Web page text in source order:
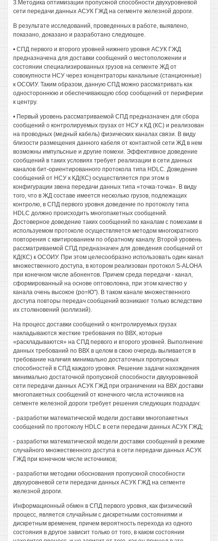
3.Методика оптимизации пропускной способности двухуровневой
сети передачи данных АСУК ГЖД на сегменте железной дороги.
В результате исследований, проведенных в работе, выявлено,
показано, доказано и разработано следующее.
• СПД первого и второго уровней нижнего уровня АСУК ГЖД
предназначена для доставки сообщений о местоположении и
состоянии специализированных грузов на сегменте ЖД от
совокупности НСУ через концентраторы канальные (станционные)
к ОСОИУ. Таким образом, данную СПД можно рассматривать как
одностороннюю и обеспечивающую сбор сообщений от периферии
к центру.
• Первый уровень рассматриваемой СПД предназначен для сбора
сообщений о контролируемых грузах от НСУ к КД (КС) и реализован
на проводных (медный кабель) физических каналах связи. В виду
близости размещения данного кабеля от контактной сети ЖД в нем
возможны импульсные и другие помехи. Эффективное доведение
сообщений в таких условиях требует реализации в сети данных
каналов бит-ориентированного протокола типа HDLC. Доведение
сообщений от НСУ к КД(КС) осуществляется при этом в
конфигурации звена передачи данных типа «точка-точка». В виду
того, что в ЖД составе имеется несколько грузов, подлежащих
контролю, в СПД первого уровня доведение по протоколу типа
HDLC должно происходить многопакетных сообщений.
Достоверное доведение таких сообщений по каналам с помехами в
используемом протоколе осуществляется методом многократного
повторения с квитированием по обратному каналу. Второй уровень
рассматриваемой СПД предназначен для доведения сообщений от
КД(КС) к ОСОИУ. При этом целесообразно использовать один канал
множественного доступа, в котором реализован протокол S-ALOHA
при конечном числе абонентов. Причем среда передачи - канал,
сформированный на основе оптоволокна, при этом качество у
канала очень высокое (ро=Ю"). В таком канале множественного
доступа повторы передач сообщений возникают только вследствие
их столкновений (коллизий).
На процесс доставки сообщений о контролируемых грузах
накладываются жесткие требования по ВВХ, которые
«раскладываются» на СПД первого и второго уровней. Выполнение
данных требований по ВВХ в целом в свою очередь выливается в
требование наличия минимально достаточных пропускных
способностей в СПД каждого уровня. Решение задачи нахождения
минимально достаточной пропускной способности двухуровневой
сети передачи данных АСУК ГЖД при ограничении на ВВХ доставки
многопакетных сообщений от конечного числа источников на
сегменте железной дороги требует решения следующих подзадач:
- разработки математической модели доставки многопакетных
сообщений по протоколу HDLC в сети передачи данных АСУК ГЖД;
- разработки математической модели доставки сообщений в режиме
случайного множественного доступа в сети передачи данных АСУК
ГЖД при конечном числе источников;
- разработки методики обоснования пропускной способности
двухуровневой сети передачи данных АСУК ГЖД на сегменте
железной дороги.
Информационный обмен в СПД первого уровня, как физический
процесс, является случайным с дискретными состояниями и
дискретным временем, причем вероятность перехода из одного
состояния в другое зависит только от того, в каком состоянии